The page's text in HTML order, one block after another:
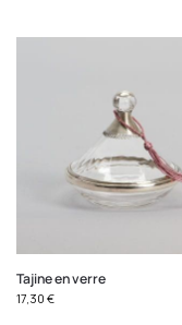
Tajine en verre
17,30 €